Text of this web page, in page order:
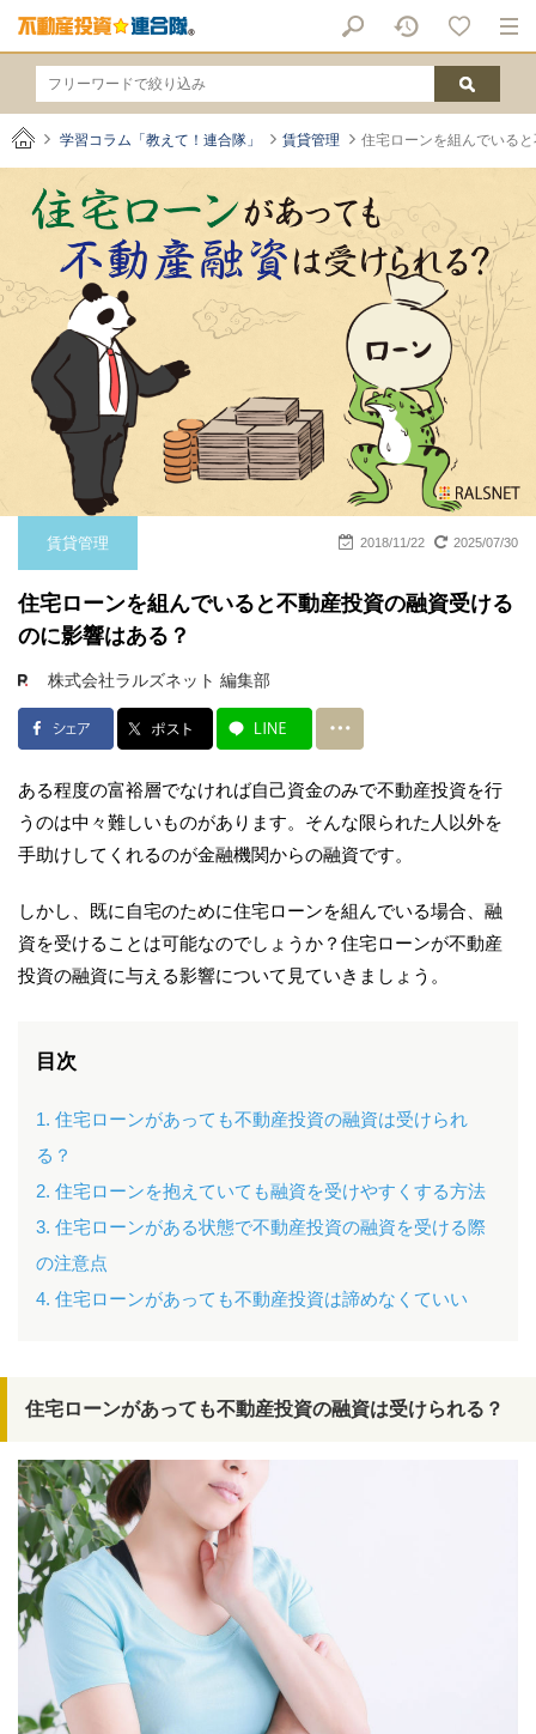
学習コラム「教えて！連合隊」 賃貸管理 住宅ローンを組んでいる
賃貸管理 2018/11/22 2025/07/30
住宅ローンを組んでいると不動産投資の融資受ける
のに影響はある？
株式会社ラルズネット 編集部
ある程度の富裕層でなければ自己資金のみで不動産投資を行
うのは中々難しいものがあります。そんな限られた人以外を
手助けしてくれるのが金融機関からの融資です。
しかし、既に自宅のために住宅ローンを組んでいる場合、融
資を受けることは可能なのでしょうか？住宅ローンが不動産
投資の融資に与える影響について見ていきましょう。
目次
1. 住宅ローンがあっても不動産投資の融資は受けられ
る？
2. 住宅ローンを抱えていても融資を受けやすくする方法
3. 住宅ローンがある状態で不動産投資の融資を受ける際
の注意点
4. 住宅ローンがあっても不動産投資は諦めなくていい
住宅ローンがあっても不動産投資の融資は受けられる？